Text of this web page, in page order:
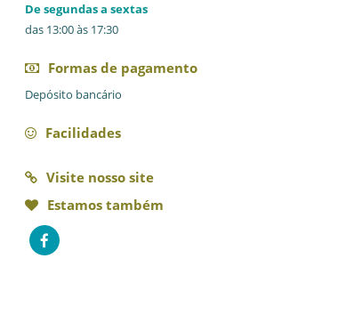
De segundas a sextas
das 13:00 às 17:30
Formas de pagamento
Depósito bancário
Facilidades
Visite nosso site
Estamos também